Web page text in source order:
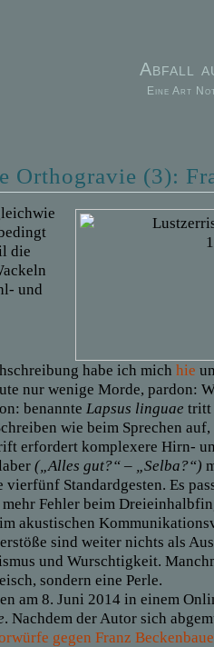
Abfall
Eine Art
Orthogravie (3):
die
und
habe ich mich hie
nur wenige Morde, pardon:
benannte Lapsus linguae tritt
wie beim Sprechen
erfordert komplexere Hirn-
(„Alles gut?“ – „Selba?“)
vierfünf Standardgesten. Es
Fehler beim
akustischen
sind weiter nichts als
und Wurschtigkeit.
sondern eine Perle.
am 8. Juni 2014 in einem
. Nachdem der Autor sich abge
gegen Franz